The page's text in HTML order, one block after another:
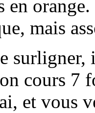
en
mais
cours 7
et vous